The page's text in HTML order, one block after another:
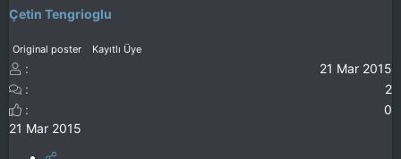
Çetin Tengrioglu
Original poster Kayıtlı Üye
21 Mar 2015
2
0
21 Mar 2015